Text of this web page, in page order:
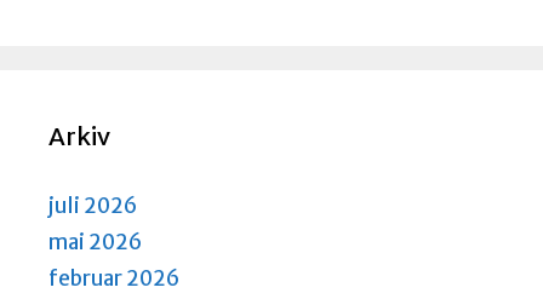
Arkiv
juli 2026
mai 2026
februar 2026